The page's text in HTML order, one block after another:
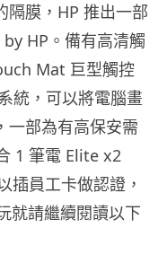
隔膜，HP 推出一部
HP。備有高清觸
Mat 巨型觸控
統，可以將電腦畫
一部為有高保安需
1 筆電 Elite x2
插員工卡做認證，
就請繼續閱讀以下